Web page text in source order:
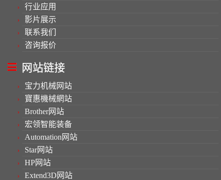
行业应用
影片展示
联系我们
咨询报价
网站链接
宝力机械网站
寶惠機械網站
Brother网站
宏领智能装备
Automation网站
Star网站
HP网站
Extend3D网站